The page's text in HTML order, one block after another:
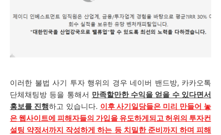
이러한 불법 사기 투자 행위의 경우 네이버 밴드방, 카카오톡
단체채팅방 등을 통해서 만족할만한 수익을 얻을 수 있다면서
홍보를 진행하고 있습니다. 이후 사기일당들은 미리 만들어 놓
은 웹사이트에 피해자들의 가입을 유도하게되고 허위의 투자컨
설팅 약정서까지 작성하게 하는 등 치밀한 준비까지 하며 피해